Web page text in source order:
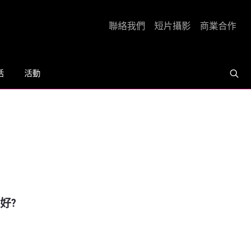
活動
聯絡我們 短片攝影 商業合作
?